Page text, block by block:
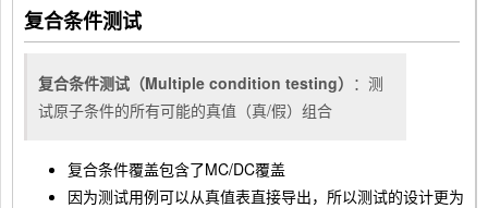
复合条件测试
复合条件测试（Multiple condition testing） ：测
试原子条件的所有可能的真值（真/假）组合
复合条件覆盖包含了MC/DC覆盖
因为测试用例可以从真值表直接导出，所以测试的设计更为